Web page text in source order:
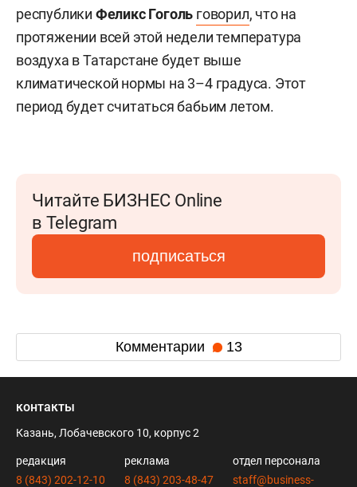
республики Феликс Гоголь говорил, что на
протяжении всей этой недели температура
воздуха в Татарстане будет выше
климатической нормы на 3–4 градуса. Этот
период будет считаться бабьим летом.
Читайте БИЗНЕС Online
в Telegram
подписаться
Комментарии 13
контакты
Казань, Лобачевского 10, корпус 2
редакция
8 (843) 202-12-10
реклама
8 (843) 203-48-47
отдел персонала
staff@business-